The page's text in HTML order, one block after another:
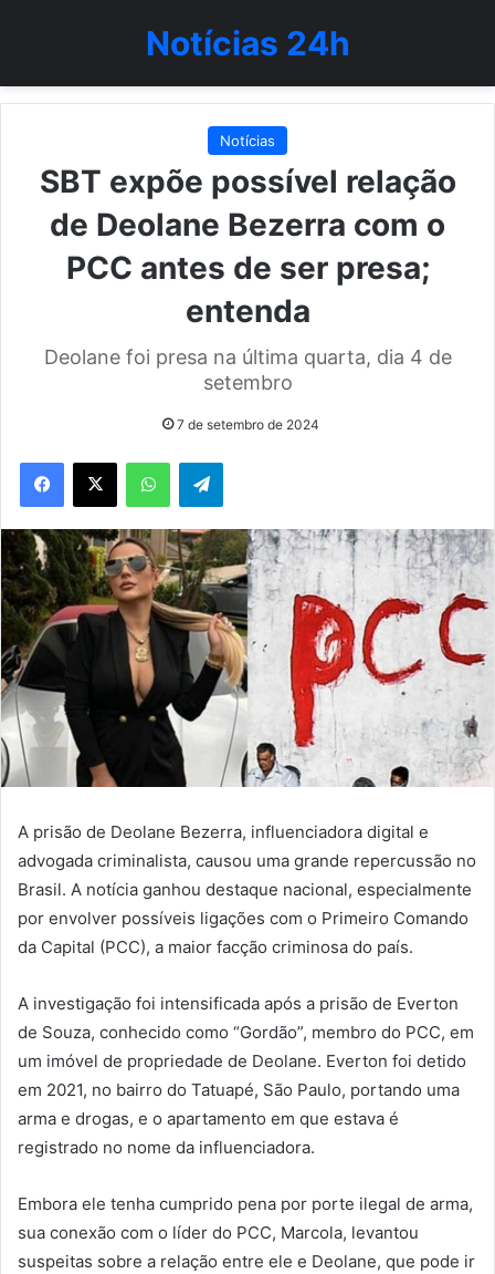
Notícias 24h
Notícias
SBT expõe possível relação
de Deolane Bezerra com o
PCC antes de ser presa;
entenda
Deolane foi presa na última quarta, dia 4 de
setembro
7 de setembro de 2024
WhatsAppTelegram
A prisão de Deolane Bezerra, influenciadora digital e
advogada criminalista, causou uma grande repercussão no
Brasil. A notícia ganhou destaque nacional, especialmente
por envolver possíveis ligações com o Primeiro Comando
da Capital (PCC), a maior facção criminosa do país.
A investigação foi intensificada após a prisão de Everton
de Souza, conhecido como “Gordão”, membro do PCC, em
um imóvel de propriedade de Deolane. Everton foi detido
em 2021, no bairro do Tatuapé, São Paulo, portando uma
arma e drogas, e o apartamento em que estava é
registrado no nome da influenciadora.
Embora ele tenha cumprido pena por porte ilegal de arma,
sua conexão com o líder do PCC, Marcola, levantou
suspeitas sobre a relação entre ele e Deolane, que pode ir